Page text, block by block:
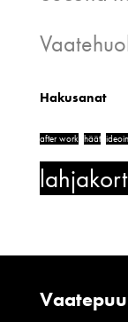
Hakusanat
after work häät